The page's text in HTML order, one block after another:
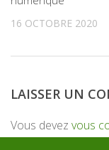
16 OCTOBRE 2020
LAISSER UN
Vous devez vous